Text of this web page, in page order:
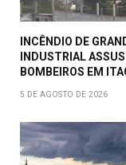
INCÊNDIO DE
INDUSTRIAL
BOMBEIROS EM
5 DE AGOSTO DE 2026